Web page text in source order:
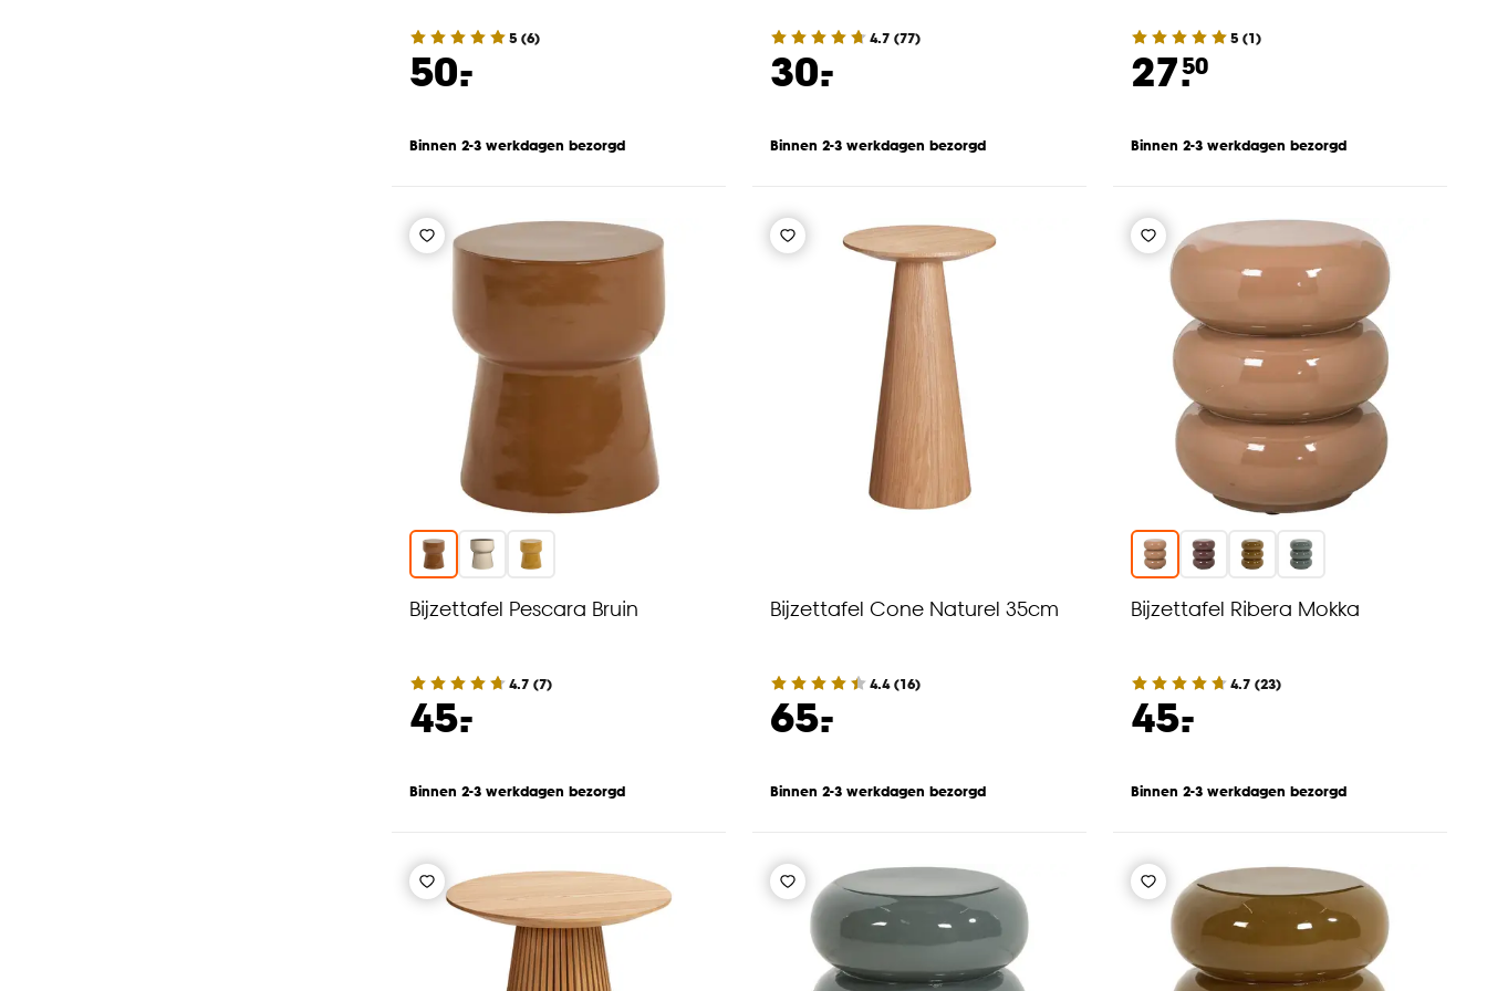
5 (6)
50.
-
Binnen 2-3 werkdagen bezorgd
4.7 (77)
30.
-
Binnen 2-3 werkdagen bezorgd
5 (1)
27.50
Binnen 2-3 werkdagen bezorgd
Bijzettafel Pescara Bruin
4.7 (7)
45.
-
Binnen 2-3 werkdagen bezorgd
Bijzettafel Cone Naturel 35cm
4.4(16)
65.
-
Binnen 2-3 werkdagen bezorgd
Bijzettafel Ribera Mokka
4.7 (23)
45.
-
Binnen 2-3 werkdagen bezorgd